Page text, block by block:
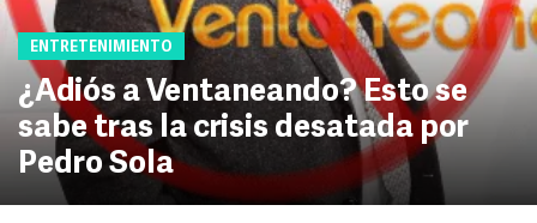
ENTRETENIMIENTO
¿Adiós a Ventaneando? Esto se
sabe tras la crisis desatada por
Pedro Sola